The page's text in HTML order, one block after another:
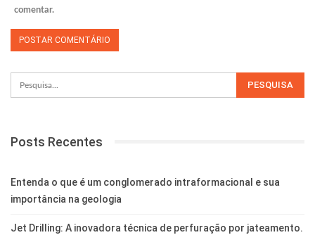
comentar.
Posts Recentes
Entenda o que é um conglomerado intraformacional e sua
importância na geologia
Jet Drilling: A inovadora técnica de perfuração por jateamento.